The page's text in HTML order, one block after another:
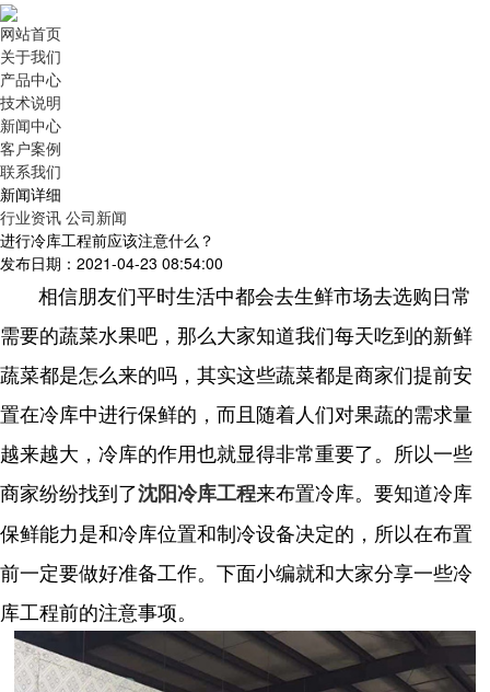
网站首页
关于我们
产品中心
技术说明
新闻中心
客户案例
联系我们
新闻详细
行业资讯 公司新闻
进行冷库工程前应该注意什么？
发布日期：2021-04-23 08:54:00
相信朋友们平时生活中都会去生鲜市场去选购日常
需要的蔬菜水果吧，那么大家知道我们每天吃到的新鲜
蔬菜都是怎么来的吗，其实这些蔬菜都是商家们提前安
置在冷库中进行保鲜的，而且随着人们对果蔬的需求量
越来越大，冷库的作用也就显得非常重要了。所以一些
商家纷纷找到了沈阳冷库工程来布置冷库。要知道冷库
保鲜能力是和冷库位置和制冷设备决定的，所以在布置
前一定要做好准备工作。下面小编就和大家分享一些冷
库工程前的注意事项。